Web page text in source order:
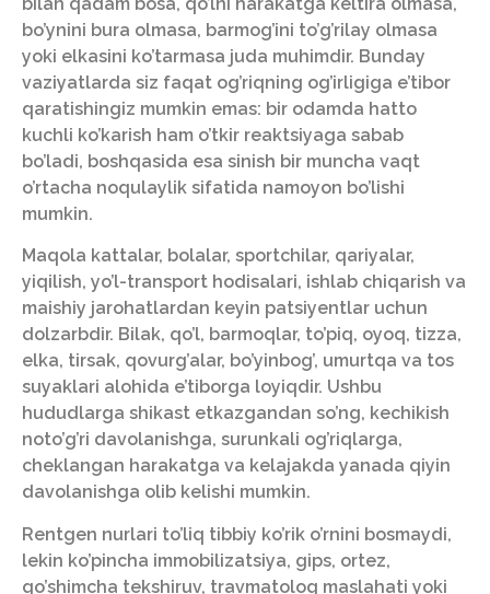
bo’ynini bura olmasa, barmog’ini to’g’rilay olmasa
yoki elkasini ko’tarmasa juda muhimdir. Bunday
vaziyatlarda siz faqat og’riqning og’irligiga e’tibor
qaratishingiz mumkin emas: bir odamda hatto
kuchli ko’karish ham o’tkir reaktsiyaga sabab
bo’ladi, boshqasida esa sinish bir muncha vaqt
o’rtacha noqulaylik sifatida namoyon bo’lishi
mumkin.
Maqola kattalar, bolalar, sportchilar, qariyalar,
yiqilish, yo’l-transport hodisalari, ishlab chiqarish va
maishiy jarohatlardan keyin patsiyentlar uchun
dolzarbdir. Bilak, qo’l, barmoqlar, to’piq, oyoq, tizza,
elka, tirsak, qovurg’alar, bo’yinbog’, umurtqa va tos
suyaklari alohida e’tiborga loyiqdir. Ushbu
hududlarga shikast etkazgandan so’ng, kechikish
noto’g’ri davolanishga, surunkali og’riqlarga,
cheklangan harakatga va kelajakda yanada qiyin
davolanishga olib kelishi mumkin.
Rentgen nurlari to’liq tibbiy ko’rik o’rnini bosmaydi,
lekin ko’pincha immobilizatsiya, gips, ortez,
qo’shimcha tekshiruv, travmatolog maslahati yoki